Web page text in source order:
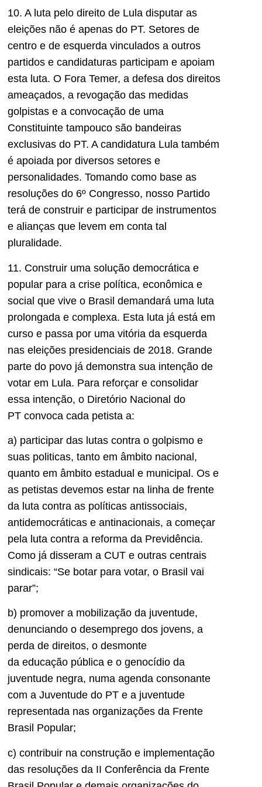
10. A luta pelo direito de Lula disputar as
eleições não é apenas do PT. Setores de
centro e de esquerda vinculados a outros
partidos e candidaturas participam e apoiam
esta luta. O Fora Temer, a defesa dos direitos
ameaçados, a revogação das medidas
golpistas e a convocação de uma
Constituinte tampouco são bandeiras
exclusivas do PT. A candidatura Lula também
é apoiada por diversos setores e
personalidades. Tomando como base as
resoluções do 6º Congresso, nosso Partido
terá de construir e participar de instrumentos
e alianças que levem em conta tal
pluralidade.
11. Construir uma solução democrática e
popular para a crise política, econômica e
social que vive o Brasil demandará uma luta
prolongada e complexa. Esta luta já está em
curso e passa por uma vitória da esquerda
nas eleições presidenciais de 2018. Grande
parte do povo já demonstra sua intenção de
votar em Lula. Para reforçar e consolidar
essa intenção, o Diretório Nacional do
PT convoca cada petista a:
a) participar das lutas contra o golpismo e
suas politicas, tanto em âmbito nacional,
quanto em âmbito estadual e municipal. Os e
as petistas devemos estar na linha de frente
da luta contra as políticas antissociais,
antidemocráticas e antinacionais, a começar
pela luta contra a reforma da Previdência.
Como já disseram a CUT e outras centrais
sindicais: “Se botar para votar, o Brasil vai
parar”;
b) promover a mobilização da juventude,
denunciando o desemprego dos jovens, a
perda de direitos, o desmonte
da educação pública e o genocídio da
juventude negra, numa agenda consonante
com a Juventude do PT e a juventude
representada nas organizações da Frente
Brasil Popular;
c) contribuir na construção e implementação
das resoluções da II Conferência da Frente